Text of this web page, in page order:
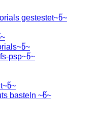
gestestet~წ~
psp~წ~
basteln ~წ~